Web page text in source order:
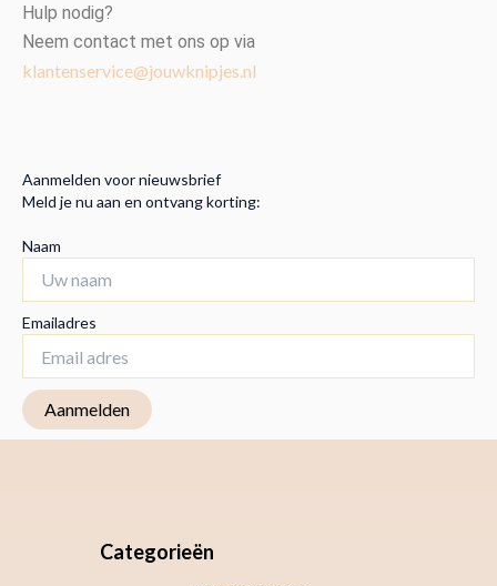
Hulp nodig?
Neem contact met ons op via
klantenservice@jouwknipjes.nl
Aanmelden voor nieuwsbrief
Meld je nu aan en ontvang korting:
Naam
Emailadres
Categorieën